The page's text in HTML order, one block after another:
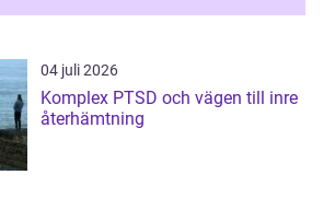
04 juli 2026
Komplex PTSD och vägen till inre
återhämtning